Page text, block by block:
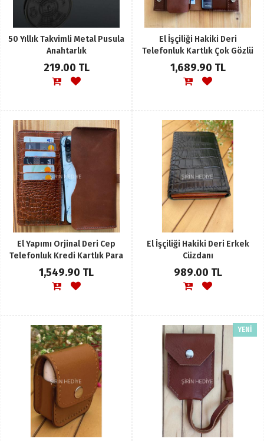
50 Yıllık Takvimli Metal Pusula
Anahtarlık
219.00 TL
El İşçiliği Hakiki Deri
Telefonluk Kartlık Çok Gözlü
Unisex Cüzdan
1,689.90 TL
El Yapımı Orjinal Deri Cep
Telefonluk Kredi Kartlık Para
Koyma Yeri Cüzdan Hediyelik
1,549.90 TL
El İşçiliği Hakiki Deri Erkek
Cüzdanı
989.00 TL
YENİ